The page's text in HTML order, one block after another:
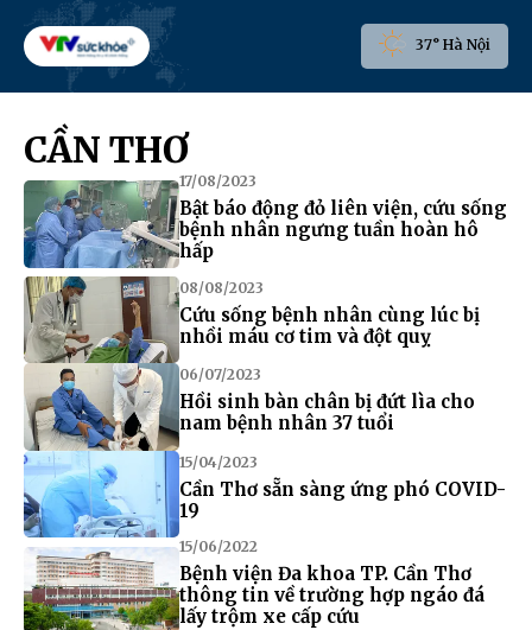
37° Hà Nội
CẦN THƠ
17/08/2023
Bật báo động đỏ liên viện, cứu sống
bệnh nhân ngưng tuần hoàn hô
hấp
08/08/2023
Cứu sống bệnh nhân cùng lúc bị
nhồi máu cơ tim và đột quỵ
06/07/2023
Hồi sinh bàn chân bị đứt lìa cho
nam bệnh nhân 37 tuổi
15/04/2023
Cần Thơ sẵn sàng ứng phó COVID-
19
15/06/2022
Bệnh viện Đa khoa TP. Cần Thơ
thông tin về trường hợp ngáo đá
lấy trộm xe cấp cứu